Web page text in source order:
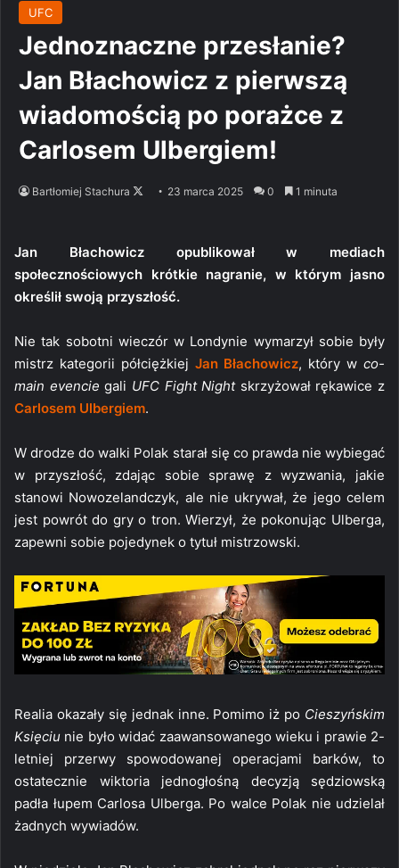
UFC
Jednoznaczne przesłanie?
Jan Błachowicz z pierwszą
wiadomością po porażce z
Carlosem Ulbergiem!
Bartłomiej Stachura
Follow23 marca 2025 0 1 minuta
Jan Błachowicz opublikował w mediach
społecznościowych krótkie nagranie, w którym jasno
określił swoją przyszłość.
Nie tak sobotni wieczór w Londynie wymarzył sobie były
mistrz kategorii półciężkiej Jan Błachowicz, który wco-
main evencie gali UFC Fight Nightskrzyżował rękawice z
Carlosem Ulbergiem.
W drodze do walki Polak starał się co prawda nie wybiegać
w przyszłość, zdając sobie sprawę z wyzwania, jakie
stanowi Nowozelandczyk, ale nie ukrywał, że jego celem
jest powrót do gry o tron. Wierzył, że pokonując Ulberga,
zapewni sobie pojedynek o tytuł mistrzowski.
Realia okazały się jednak inne. Pomimo iż po Cieszyńskim
Księciu nie było widać zaawansowanego wieku i prawie 2-
letniej przerwy spowodowanej operacjami barków, to
ostatecznie wiktoria jednogłośną decyzją sędziowską
padła łupem Carlosa Ulberga. Po walce Polak nie udzielał
żadnych wywiadów.